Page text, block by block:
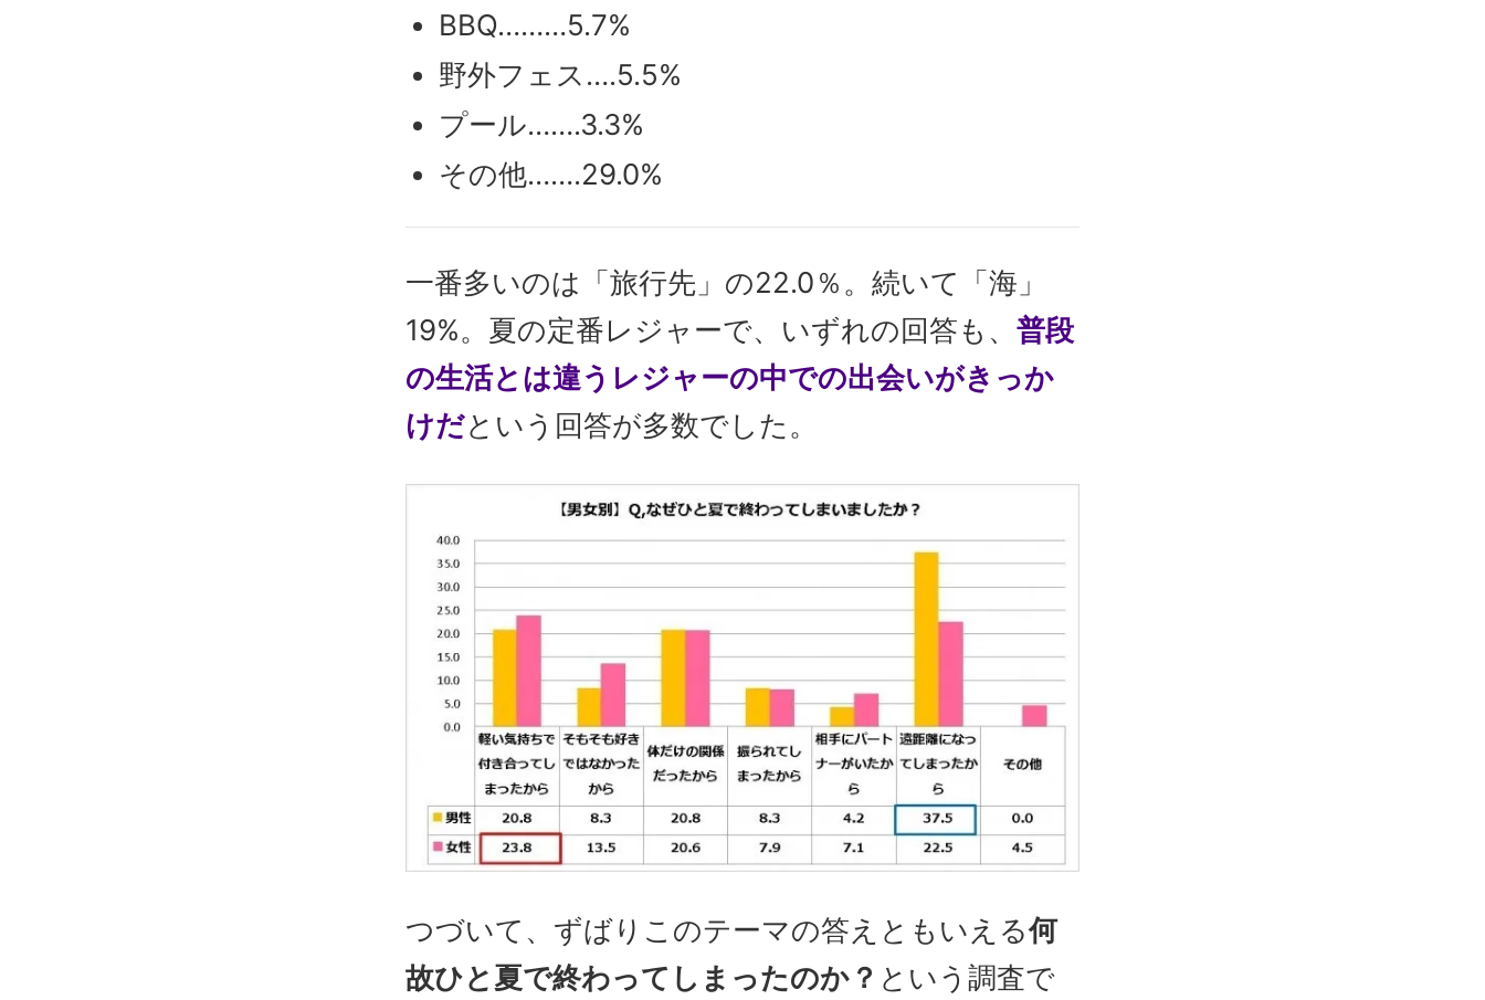
BBQ………5.7%
野外フェス….5.5%
プール…….3.3%
その他…….29.0%
一番多いのは「旅行先」の22.0％。続いて「海」
19%。夏の定番レジャーで、いずれの回答も、 普段
の生活とは違うレジャーの中での出会いがきっか
けだという回答が多数でした。
つづいて、ずばりこのテーマの答えともいえる何
故ひと夏で終わってしまったのか？ という調査で